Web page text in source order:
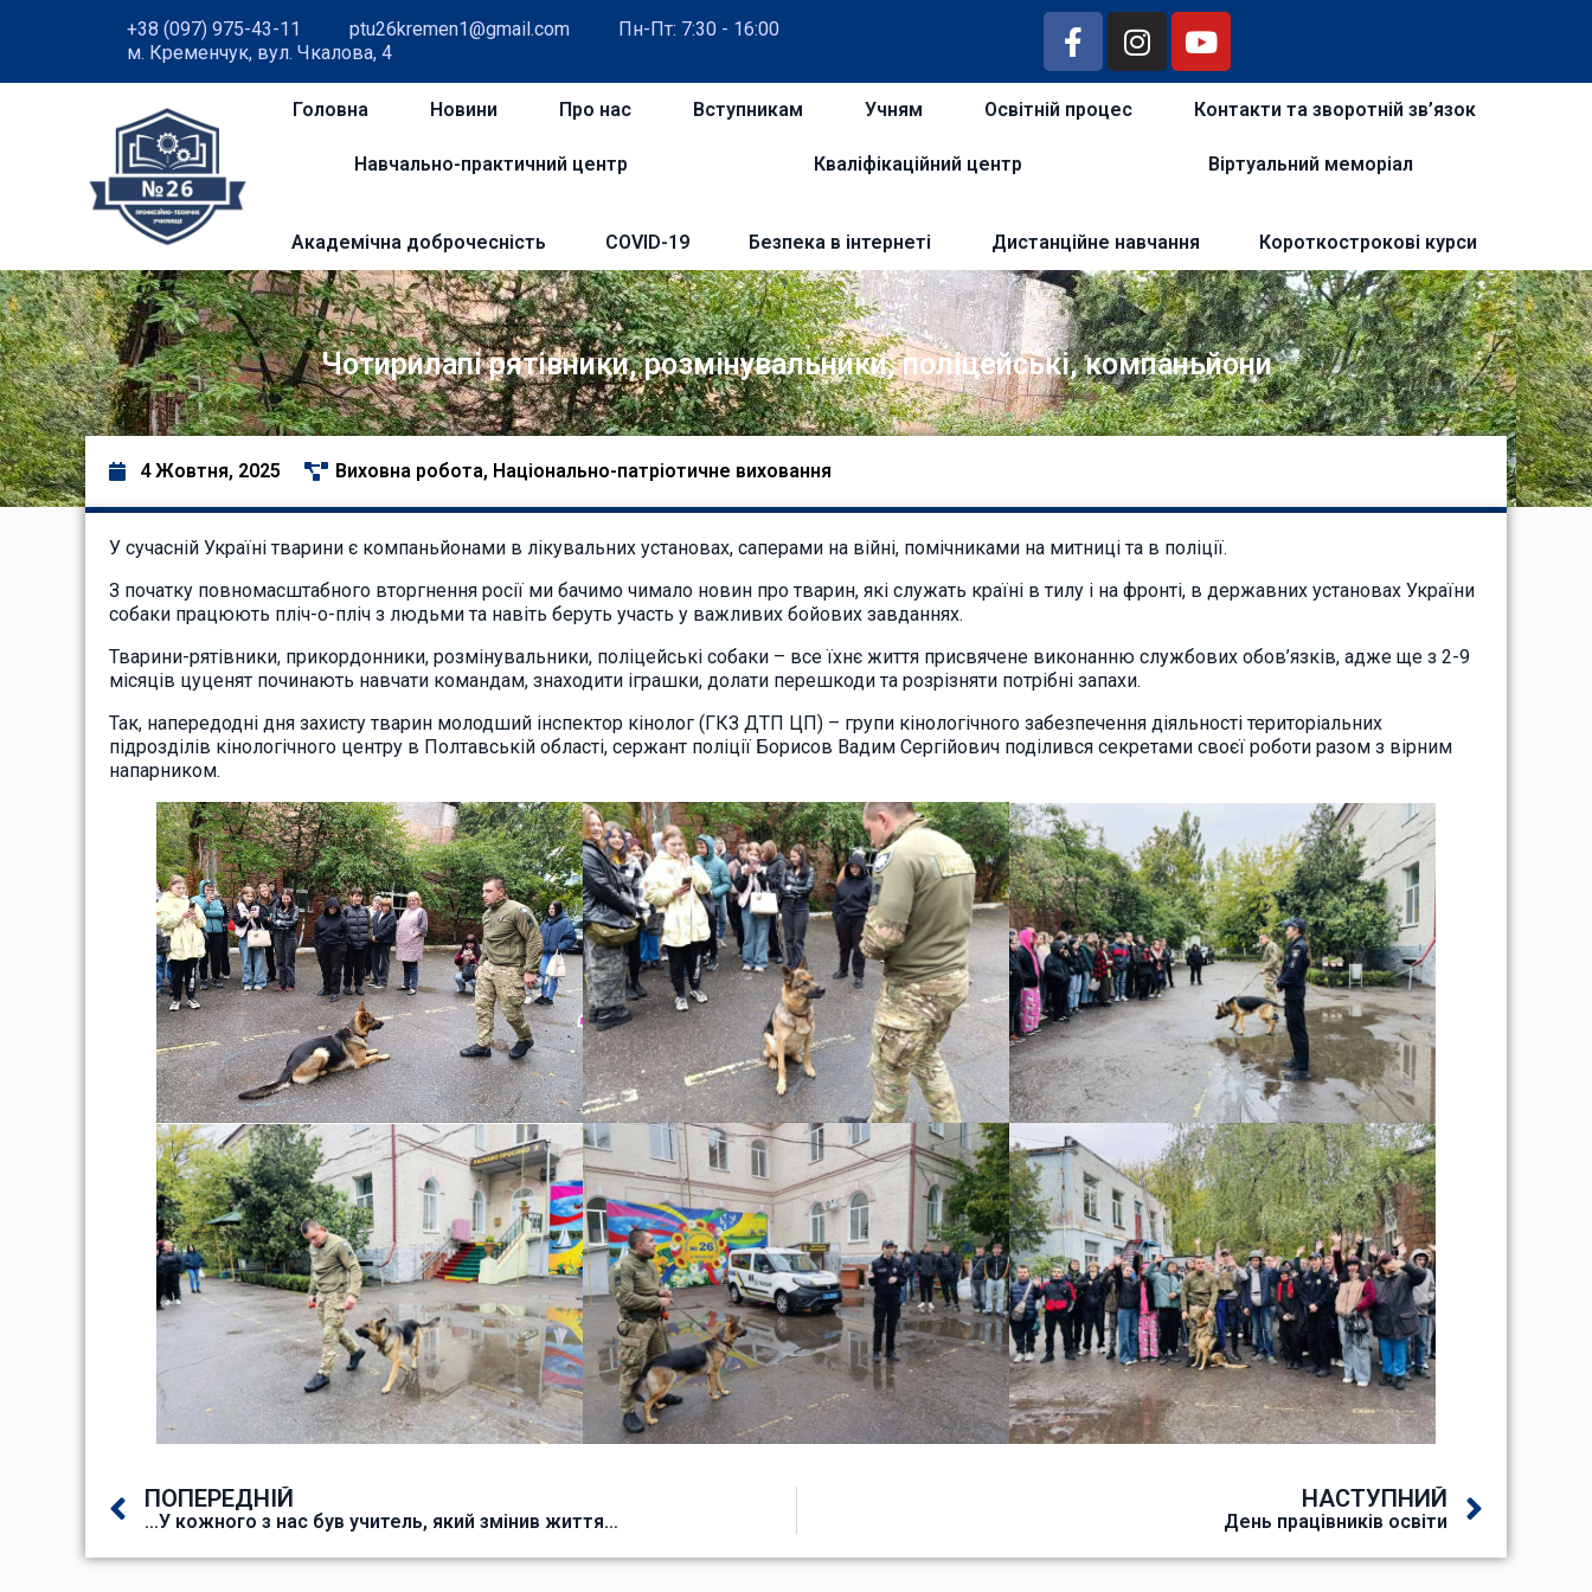
+38 (097) 975-43-11 ptu26kremen1@gmail.com
Пн-Пт: 7:30 - 16:00
м. Кременчук, вул. Чкалова, 4
Головна Новини Про нас Вступникам Учням Освітній процес Контакти та зворотній зв’язок
Навчально-практичний центр Кваліфікаційний центр Віртуальний меморіал
Академічна доброчесність COVID-19 Безпека в інтернеті Дистанційне навчання Короткострокові курси
Чотирилапі рятівники, розмінувальники, поліцейські, компаньйони
4 Жовтня, 2025 Виховна робота, Національно-патріотичне виховання
У сучасній Україні тварини є компаньйонами в лікувальних установах, саперами на війні, помічниками на митниці та в поліції.
З початку повномасштабного вторгнення росії ми бачимо чимало новин про тварин, які служать країні в тилу і на фронті, в державних установах України
собаки працюють пліч-о-пліч з людьми та навіть беруть участь у важливих бойових завданнях.
Тварини-рятівники, прикордонники, розмінувальники, поліцейські собаки – все їхнє життя присвячене виконанню службових обов’язків, адже ще з 2-9
місяців цуценят починають навчати командам, знаходити іграшки, долати перешкоди та розрізняти потрібні запахи.
Так, напередодні дня захисту тварин молодший інспектор кінолог (ГКЗ ДТП ЦП) – групи кінологічного забезпечення діяльності територіальних
підрозділів кінологічного центру в Полтавській області, сержант поліції Борисов Вадим Сергійович поділився секретами своєї роботи разом з вірним
напарником.
ПОПЕРЕДНІЙ
…У кожного з нас був учитель, який змінив життя…
НАСТУПНИЙ
День працівників освіти